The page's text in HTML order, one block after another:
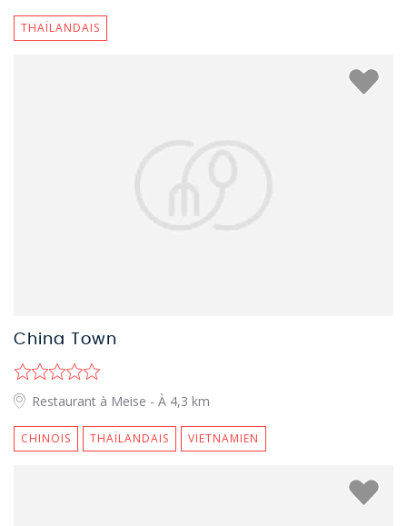
THAÏLANDAIS
China Town
Restaurant à Meise - À 4,3 km
CHINOIS THAÏLANDAIS VIETNAMIEN